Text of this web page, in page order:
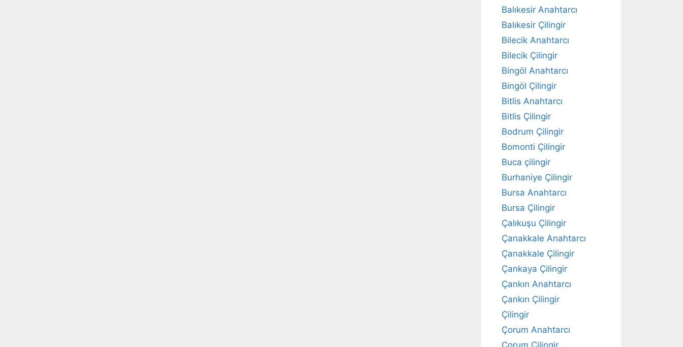
Balıkesir Anahtarcı
Balıkesir Çilingir
Bilecik Anahtarcı
Bilecik Çilingir
Bingöl Anahtarcı
Bingöl Çilingir
Bitlis Anahtarcı
Bitlis Çilingir
Bodrum Çilingir
Bomonti Çilingir
Buca çilingir
Burhaniye Çilingir
Bursa Anahtarcı
Bursa Çilingir
Çalıkuşu Çilingir
Çanakkale Anahtarcı
Çanakkale Çilingir
Çankaya Çilingir
Çankırı Anahtarcı
Çankırı Çilingir
Çilingir
Çorum Anahtarcı
Çorum Çilingir